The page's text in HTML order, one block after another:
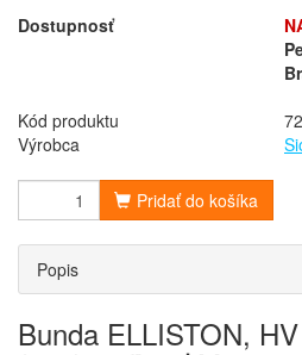
Dostupnosť
Kód produktu
Výrobca
Pridať do košíka
Popis
Bunda ELLISTON,